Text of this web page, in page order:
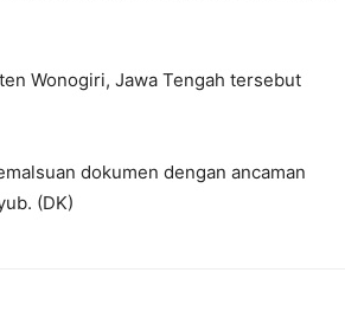
Wonogiri, Jawa Tengah tersebut
dokumen dengan ancaman
(DK)